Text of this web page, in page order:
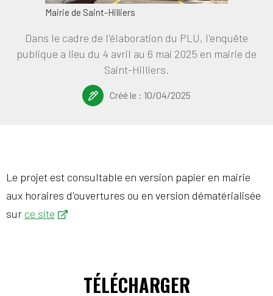
Mairie de Saint-Hilliers
Dans le cadre de l'élaboration du PLU, l'enquête
publique a lieu du 4 avril au 6 mai 2025 en mairie de
Saint-Hilliers.
Créé le : 10/04/2025
Le projet est consultable en version papier en mairie
aux horaires d'ouvertures ou en version dématérialisée
sur ce site
TÉLÉCHARGER